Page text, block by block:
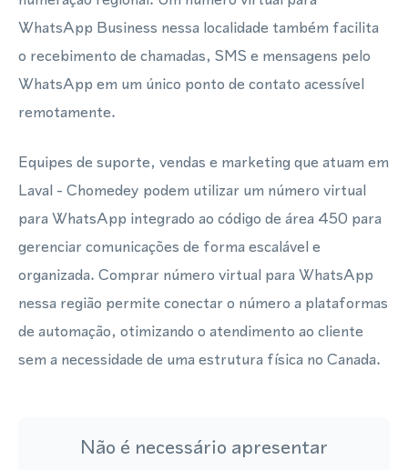
WhatsApp Business nessa localidade também facilita
o recebimento de chamadas, SMS e mensagens pelo
WhatsApp em um único ponto de contato acessível
remotamente.
Equipes de suporte, vendas e marketing que atuam em
Laval - Chomedey podem utilizar um número virtual
para WhatsApp integrado ao código de área 450 para
gerenciar comunicações de forma escalável e
organizada. Comprar número virtual para WhatsApp
nessa região permite conectar o número a plataformas
de automação, otimizando o atendimento ao cliente
sem a necessidade de uma estrutura física no Canada.
Não é necessário apresentar